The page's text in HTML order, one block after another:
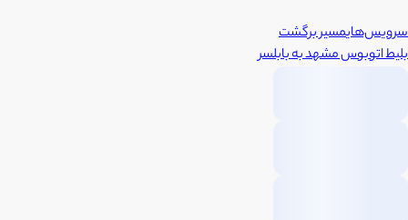
سرویس‌هایمسیر برگشت
بلیط اتوبوسمشهدبهبابلسر